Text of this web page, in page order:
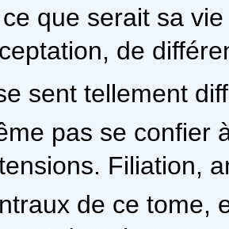
que serait sa
de
sent tellement
pas se confier
Filiation,
de ce tome,